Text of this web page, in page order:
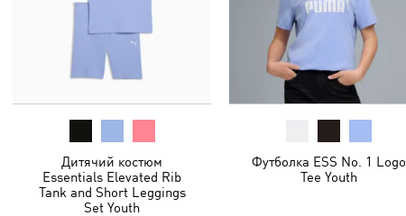
Дитячий костюм
Essentials Elevated Rib
Tank and Short Leggings
Set Youth
Футболка ESS No. 1 Logo
Tee Youth